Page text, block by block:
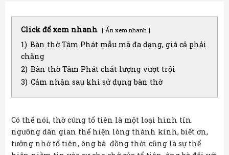
Click để xem nhanh Ẩn xem nhanh
1) Bàn thờ Tâm Phát mẫu mã đa dạng, giá cả phải
chăng
2) Bàn thờ Tâm Phát chất lượng vượt trội
3) Cảm nhận sau khi sử dụng bàn thờ
Có thể nói, thờ cúng tổ tiên là một loại hình tín
ngưỡng dân gian thể hiện lòng thành kính, biết ơn,
tưởng nhớ tổ tiên, ông bà đồng thời cũng là sự thể